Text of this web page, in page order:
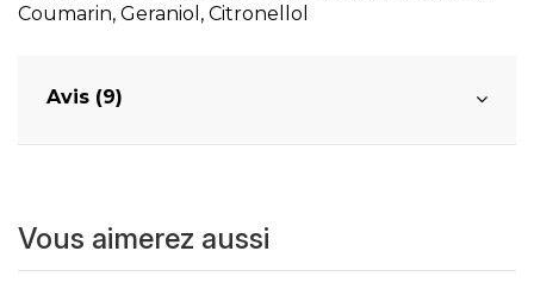
Coumarin, Geraniol, Citronellol
Avis (9)
Vous aimerez aussi